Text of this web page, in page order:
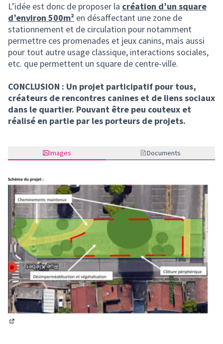
L’idée est donc de proposer la création d’un square
d’environ 500m² en désaffectant une zone de
stationnement et de circulation pour notamment
permettre ces promenades et jeux canins, mais aussi
pour tout autre usage classique, interactions sociales,
etc. que permettent un square de centre-ville.
CONCLUSION : Un projet participatif pour tous,
créateurs de rencontres canines et de liens sociaux
dans le quartier. Pouvant être peu couteux et
réalisé en partie par les porteurs de projets.
Images Documents